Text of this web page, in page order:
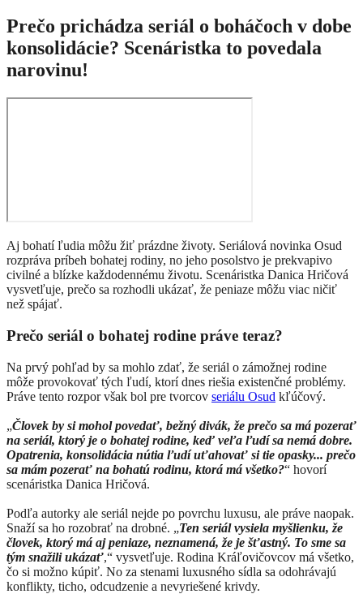
Prečo prichádza seriál o boháčoch v dobe
konsolidácie? Scenáristka to povedala
narovinu!
Aj bohatí ľudia môžu žiť prázdne životy. Seriálová novinka Osud
rozpráva príbeh bohatej rodiny, no jeho posolstvo je prekvapivo
civilné a blízke každodennému životu. Scenáristka Danica Hričová
vysvetľuje, prečo sa rozhodli ukázať, že peniaze môžu viac ničiť
než spájať.
Prečo seriál o bohatej rodine práve teraz?
Na prvý pohľad by sa mohlo zdať, že seriál o zámožnej rodine
môže provokovať tých ľudí, ktorí dnes riešia existenčné problémy.
Práve tento rozpor však bol pre tvorcov seriálu Osud kľúčový.
„Človek by si mohol povedať, bežný divák, že prečo sa má pozerať
na seriál, ktorý je o bohatej rodine, keď veľa ľudí sa nemá dobre.
Opatrenia, konsolidácia nútia ľudí uťahovať si tie opasky... prečo
sa mám pozerať na bohatú rodinu, ktorá má všetko?“ hovorí
scenáristka Danica Hričová.
Podľa autorky ale seriál nejde po povrchu luxusu, ale práve naopak.
Snaží sa ho rozobrať na drobné. „Ten seriál vysiela myšlienku, že
človek, ktorý má aj peniaze, neznamená, že je šťastný. To sme sa
tým snažili ukázať,“ vysvetľuje. Rodina Kráľovičovcov má všetko,
čo si možno kúpiť. No za stenami luxusného sídla sa odohrávajú
konflikty, ticho, odcudzenie a nevyriešené krivdy.